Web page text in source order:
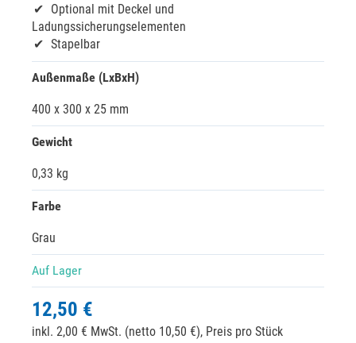
Optional mit Deckel und
Ladungssicherungselementen
Stapelbar
Außenmaße (LxBxH)
400 x 300 x 25 mm
Gewicht
0,33 kg
Farbe
Grau
Auf Lager
12,50 €
inkl. 2,00 € MwSt. (netto 10,50 €), Preis pro Stück